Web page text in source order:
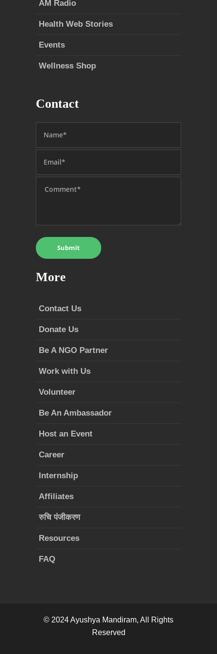
AM Radio
Health Web Stories
Events
Wellness Shop
Contact
More
Contact Us
Donate Us
Be A NGO Partner
Work with Us
Volunteer
Be An Ambassador
Host an Event
Career
Internship
Affiliates
रुचि पंजीकरण
Resources
FAQ
© 2024Ayushya Mandiram, All Rights
Reserved